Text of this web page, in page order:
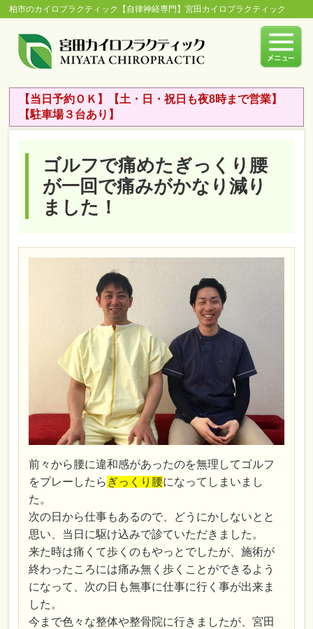
柏市のカイロプラクティック【自律神経専門】宮田カイロプラクティック
【当日予約ＯＫ】【土・日・祝日も夜8時まで営業】
【駐車場３台あり】
ゴルフで痛めたぎっくり腰
が一回で痛みがかなり減り
ました！
前々から腰に違和感があったのを無理してゴルフ
をプレーしたら ぎっくり腰になってしまいまし
た。
次の日から仕事もあるので、どうにかしないとと
思い、当日に駆け込みで診ていただきました。
来た時は痛くて歩くのもやっとでしたが、施術が
終わったころには痛み無く歩くことができるよう
になって、次の日も無事に仕事に行く事が出来ま
した。
今まで色々な整体や整骨院に行きましたが、宮田